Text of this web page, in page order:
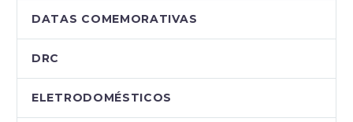
DATAS COMEMORATIVAS
DRC
ELETRODOMÉSTICOS